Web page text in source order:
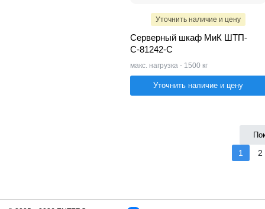
Уточнить наличие и цену
Серверный шкаф МиК ШТП-
С-81242-C
макс. нагрузка - 1500 кг
Уточнить наличие и цену
1 2